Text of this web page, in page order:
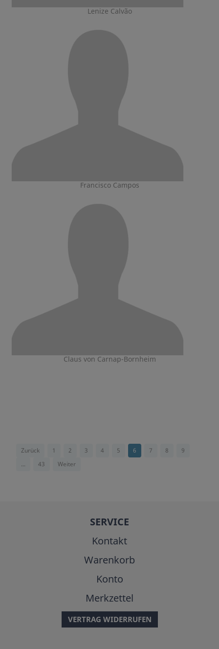
Lenize Calvão
Francisco Campos
Claus von Carnap-Bornheim
Zurück 1 2 3 4 5 6 7 8
9
...
43 Weiter
SERVICE
Kontakt
Warenkorb
Konto
Merkzettel
VERTRAG WIDERRUFEN